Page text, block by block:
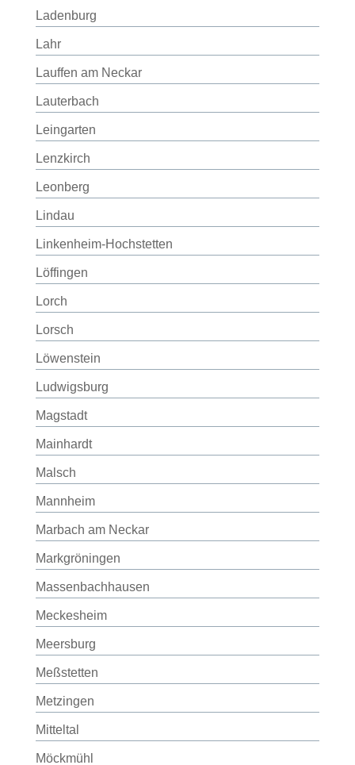
Ladenburg
Lahr
Lauffen am Neckar
Lauterbach
Leingarten
Lenzkirch
Leonberg
Lindau
Linkenheim-Hochstetten
Löffingen
Lorch
Lorsch
Löwenstein
Ludwigsburg
Magstadt
Mainhardt
Malsch
Mannheim
Marbach am Neckar
Markgröningen
Massenbachhausen
Meckesheim
Meersburg
Meßstetten
Metzingen
Mitteltal
Möckmühl